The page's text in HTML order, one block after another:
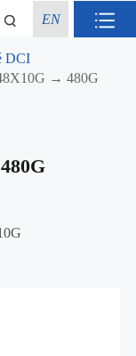
EN
DCI
→ 480G